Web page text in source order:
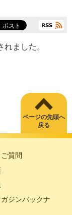
れました。
ページの先頭へ
戻る
質問
ジンバックナ